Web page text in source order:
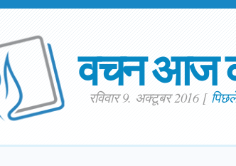
वचन आज
रविवार 9. अक्टूबर 2016 [